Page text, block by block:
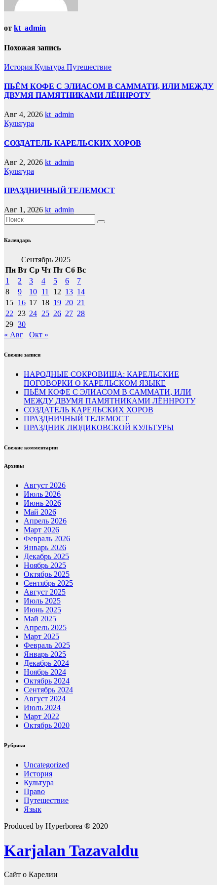
от kt_admin
Похожая запись
История Культура Путешествие
ПЬЁМ КОФЕ С ЭЛИАСОМ В САММАТИ, ИЛИ МЕЖДУ
ДВУМЯ ПАМЯТНИКАМИ ЛЁННРОТУ
Авг 4, 2026 kt_admin
Культура
СОЗДАТЕЛЬ КАРЕЛЬСКИХ ХОРОВ
Авг 2, 2026 kt_admin
Культура
ПРАЗДНИЧНЫЙ ТЕЛЕМОСТ
Авг 1, 2026 kt_admin
Календарь
Сентябрь 2025
Пн Вт Ср Чт Пт Сб Вс
1
2 3 4 5 6
7
8
9 10 11 12 13 14
15 16 17 18 19 20 21
22 23 24 25 26 27 28
29 30
« Авг
Окт »
Свежие записи
НАРОДНЫЕ СОКРОВИЩА: КАРЕЛЬСКИЕ
ПОГОВОРКИ О КАРЕЛЬСКОМ ЯЗЫКЕ
ПЬЁМ КОФЕ С ЭЛИАСОМ В САММАТИ, ИЛИ
МЕЖДУ ДВУМЯ ПАМЯТНИКАМИ ЛЁННРОТУ
СОЗДАТЕЛЬ КАРЕЛЬСКИХ ХОРОВ
ПРАЗДНИЧНЫЙ ТЕЛЕМОСТ
ПРАЗДНИК ЛЮДИКОВСКОЙ КУЛЬТУРЫ
Свежие комментарии
Архивы
Август 2026
Июль 2026
Июнь 2026
Май 2026
Апрель 2026
Март 2026
Февраль 2026
Январь 2026
Декабрь 2025
Ноябрь 2025
Октябрь 2025
Сентябрь 2025
Август 2025
Июль 2025
Июнь 2025
Май 2025
Апрель 2025
Март 2025
Февраль 2025
Январь 2025
Декабрь 2024
Ноябрь 2024
Октябрь 2024
Сентябрь 2024
Август 2024
Июль 2024
Март 2022
Октябрь 2020
Рубрики
Uncategorized
История
Культура
Право
Путешествие
Язык
Produced by Hyperborea ® 2020
Karjalan Tazavaldu
Сайт о Карелии